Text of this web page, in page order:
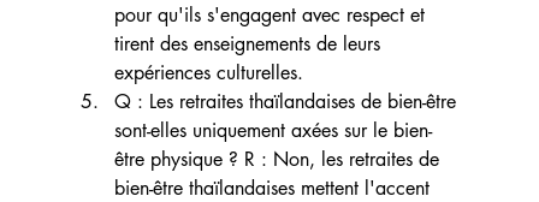
pour qu'ils s'engagent avec respect et
tirent des enseignements de leurs
expériences culturelles.
Q : Les retraites thaïlandaises de bien-être
sont-elles uniquement axées sur le bien-
être physique ? R : Non, les retraites de
bien-être thaïlandaises mettent l'accent